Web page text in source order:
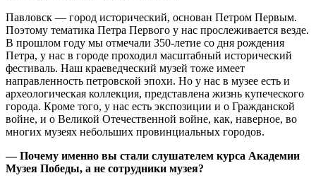
Павловск — город исторический, основан Петром Первым.
Поэтому тематика Петра Первого у нас прослеживается везде.
В прошлом году мы отмечали 350-летие со дня рождения
Петра, у нас в городе проходил масштабный исторический
фестиваль. Наш краеведческий музей тоже имеет
направленность петровской эпохи. Но у нас в музее есть и
археологическая коллекция, представлена жизнь купеческого
города. Кроме того, у нас есть экспозиции и о Гражданской
войне, и о Великой Отечественной войне, как, наверное, во
многих музеях небольших провинциальных городов.
— Почему именно вы стали слушателем курса Академии
Музея Победы, а не сотрудники музея?